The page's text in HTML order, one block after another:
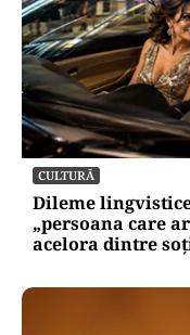
CULTURĂ
Dileme
„persoana care
acelora dintre